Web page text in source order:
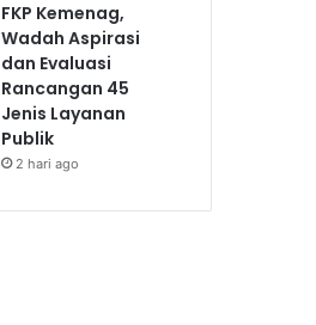
FKP Kemenag,
Wadah Aspirasi
dan Evaluasi
Rancangan 45
Jenis Layanan
Publik
2 hari ago